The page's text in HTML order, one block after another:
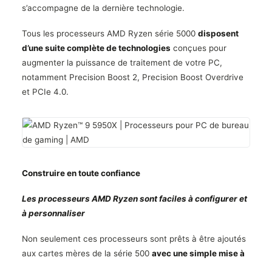
s’accompagne de la dernière technologie.
Tous les processeurs AMD Ryzen série 5000 disposent
d’une suite complète de technologies conçues pour
augmenter la puissance de traitement de votre PC,
notamment Precision Boost 2, Precision Boost Overdrive
et PCIe 4.0.
Construire en toute confiance
Les processeurs AMD Ryzen sont faciles à configurer et
à personnaliser
Non seulement ces processeurs sont prêts à être ajoutés
aux cartes mères de la série 500 avec une simple mise à